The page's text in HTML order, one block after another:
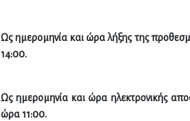
Ως ημερομηνία και ώρα λήξης της
14:00.
Ως ημερομηνία και ώρα ηλεκτρονικής
ώρα 11:00.